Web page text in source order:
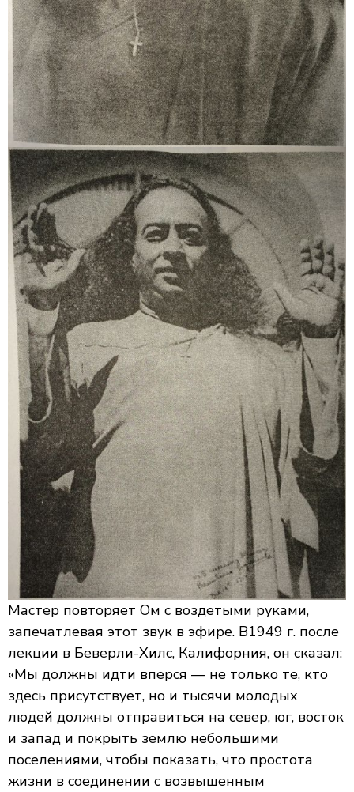
Мастер повторяет Ом с воздетыми руками,
запечатлевая этот звук в эфире. В1949 г. после
лекции в Беверли-Хилс, Калифорния, он сказал:
«Мы должны идти вперся — не только те, кто
здесь присутствует, но и тысячи молодых
людей должны отправиться на север, юг, восток
и запад и покрыть землю небольшими
поселениями, чтобы показать, что простота
жизни в соединении с возвышенным